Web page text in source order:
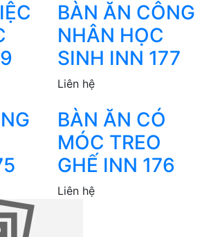
BÀN ĂN CÔNG
NHÂN HỌC
SINH INN 177
Liên hệ
BÀN ĂN CÓ
MÓC TREO
GHẾ INN 176
Liên hệ